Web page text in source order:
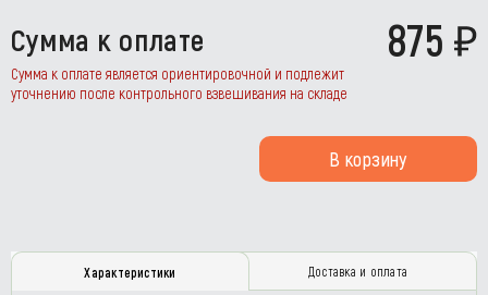
Сумма к оплате 875
Сумма к оплате является ориентировочной и подлежит
уточнению после контрольного взвешивания на складе
В корзину
Характеристики Доставка и оплата